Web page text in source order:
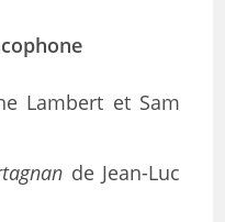
Lambert et Sam
de Jean-Luc